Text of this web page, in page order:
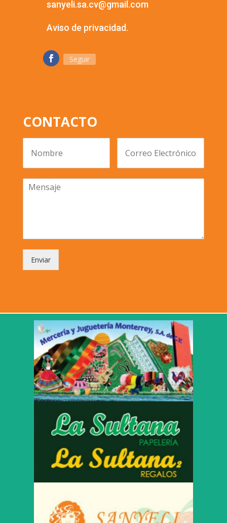
sanyeli.sa.cv@gmail.com
Aviso de privacidad.
Seguir
CONTACTO
Enviar